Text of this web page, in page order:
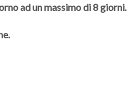
ad un massimo di 8 giorni.